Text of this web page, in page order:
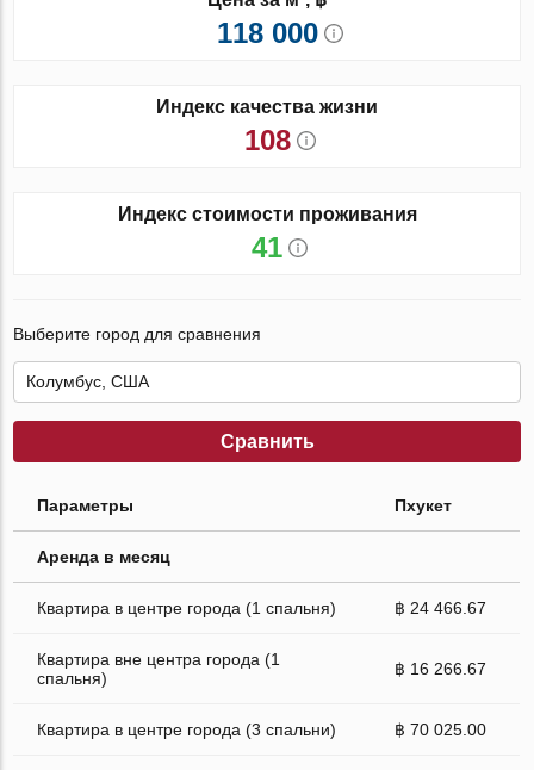
118 000
Индекс качества жизни
108
Индекс стоимости проживания
41
Выберите город для сравнения
Сравнить
Параметры Пхукет
Аренда в месяц
Квартира в центре города (1 спальня) ฿ 24 466.67
Квартира вне центра города (1
спальня)
฿ 16 266.67
Квартира в центре города (3 спальни) ฿ 70 025.00